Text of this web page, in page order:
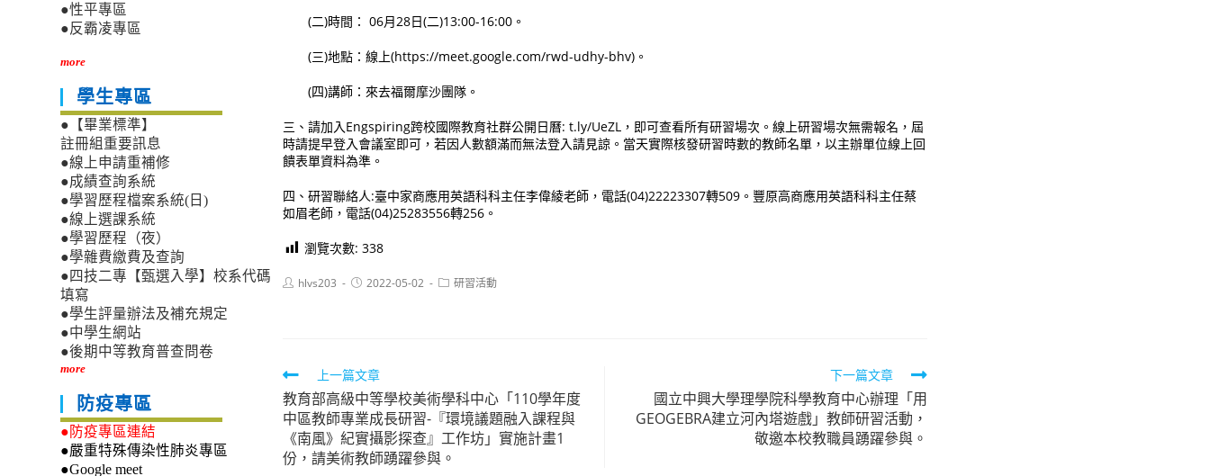
(二)時間： 06月28日(二)13:00-16:00。
(三)地點：線上(https://meet.google.com/rwd-udhy-bhv)。
(四)講師：來去福爾摩沙團隊。
三、請加入Engspiring跨校國際教育社群公開日曆: t.ly/UeZL，即可查看所有研習場次。線上研習場次無需報名，屆
時請提早登入會議室即可，若因人數額滿而無法登入請見諒。當天實際核發研習時數的教師名單，以主辦單位線上回
饋表單資料為準。
四、研習聯絡人:臺中家商應用英語科科主任李偉綾老師，電話(04)22223307轉509。豐原高商應用英語科科主任蔡
如眉老師，電話(04)25283556轉256。
瀏覽次數: 338
Posthlvs203
Post2022-05-02
Post研習活動
Read
more
articles
上一篇文章
教育部高級中等學校美術學科中心「110學年度
中區教師專業成長研習-『環境議題融入課程與
《南風》紀實攝影探查』工作坊」實施計畫1
份，請美術教師踴躍參與。
下一篇文章
國立中興大學理學院科學教育中心辦理「用
GEOGEBRA建立河內塔遊戲」教師研習活動，
敬邀本校教職員踴躍參與。
●性平專區
●反霸凌專區
more
學生專區
●【畢業標準】
註冊組重要訊息
●線上申請重補修
●成績查詢系統
●學習歷程檔案系統(日)
●線上選課系統
●學習歷程（夜）
●學雜費繳費及查詢
●四技二專【甄選入學】校系代碼
填寫
●學生評量辦法及補充規定
●中學生網站
●後期中等教育普查問卷
more
防疫專區
●防疫專區連結
●嚴重特殊傳染性肺炎專區
●Google meet